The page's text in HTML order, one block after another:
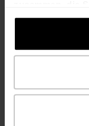
die sie im